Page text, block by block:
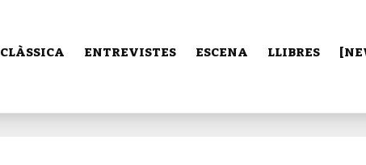
CLÀSSICA ENTREVISTES ESCENA LLIBRES